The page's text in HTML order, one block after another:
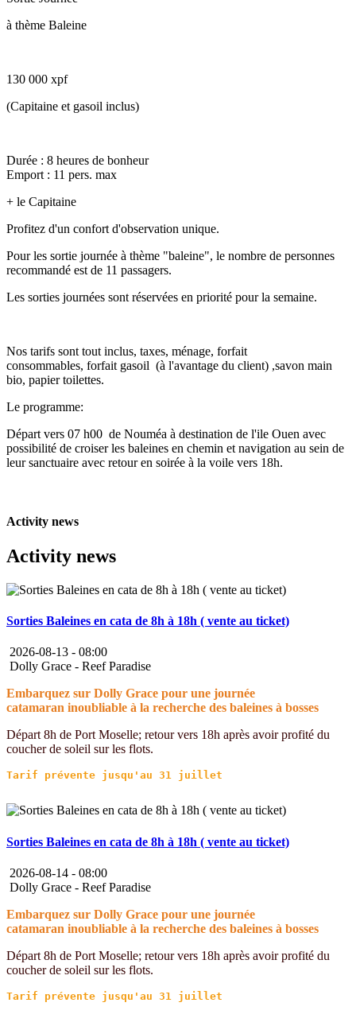
à thème Baleine
130 000 xpf
(Capitaine et gasoil inclus)
Durée : 8 heures de bonheur
Emport : 11 pers. max
+ le Capitaine
Profitez d'un confort d'observation unique.
Pour les sortie journée à thème "baleine", le nombre de personnes
recommandé est de 11 passagers.
Les sorties journées sont réservées en priorité pour la semaine.
Nos tarifs sont tout inclus, taxes, ménage, forfait
consommables, forfait gasoil (à l'avantage du client) ,savon main
bio, papier toilettes.
Le programme:
Départ vers 07 h00 de Nouméa à destination de l'ile Ouen avec
possibilité de croiser les baleines en chemin et navigation au sein de
leur sanctuaire avec retour en soirée à la voile vers 18h.
Activity news
Activity news
Sorties Baleines en cata de 8h à 18h ( vente au ticket)
2026-08-13 - 08:00
Dolly Grace - Reef Paradise
Embarquez sur Dolly Grace pour une journée
catamaran inoubliable à la recherche des baleines à bosses
Départ 8h de Port Moselle; retour vers 18h après avoir profité du
coucher de soleil sur les flots.
Sorties Baleines en cata de 8h à 18h ( vente au ticket)
2026-08-14 - 08:00
Dolly Grace - Reef Paradise
Embarquez sur Dolly Grace pour une journée
catamaran inoubliable à la recherche des baleines à bosses
Départ 8h de Port Moselle; retour vers 18h après avoir profité du
coucher de soleil sur les flots.